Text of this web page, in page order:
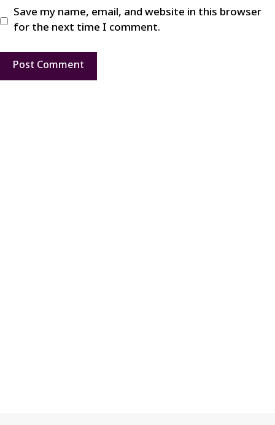
Save my name, email, and website in this browser
for the next time I comment.